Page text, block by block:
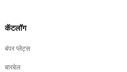
कॅटलॉग
बंपर प्लेट्स
बारबेल